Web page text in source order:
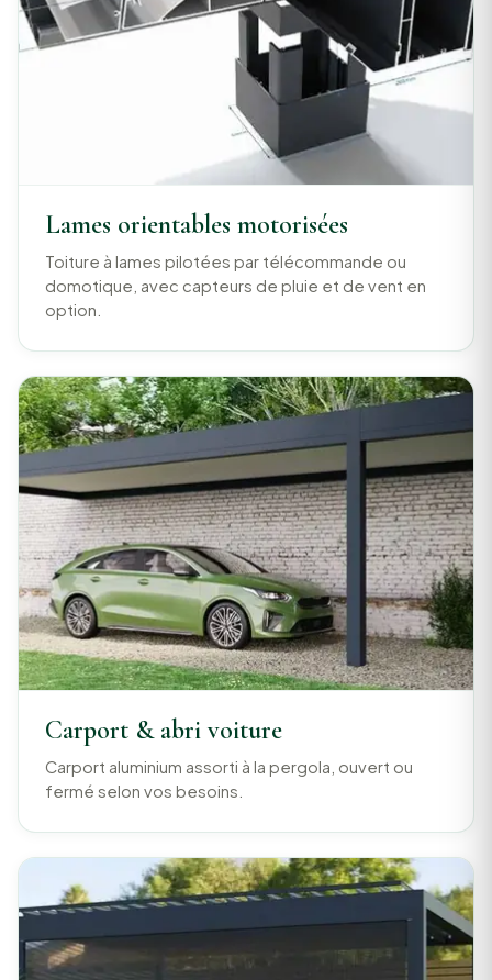
Lames orientables motorisées
Toiture à lames pilotées par télécommande ou
domotique, avec capteurs de pluie et de vent en
option.
Carport & abri voiture
Carport aluminium assorti à la pergola, ouvert ou
fermé selon vos besoins.